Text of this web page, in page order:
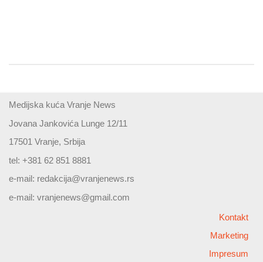
Medijska kuća Vranje News
Jovana Jankovića Lunge 12/11
17501 Vranje, Srbija
tel: +381 62 851 8881
e-mail: redakcija@vranjenews.rs
e-mail: vranjenews@gmail.com
Kontakt
Marketing
Impresum